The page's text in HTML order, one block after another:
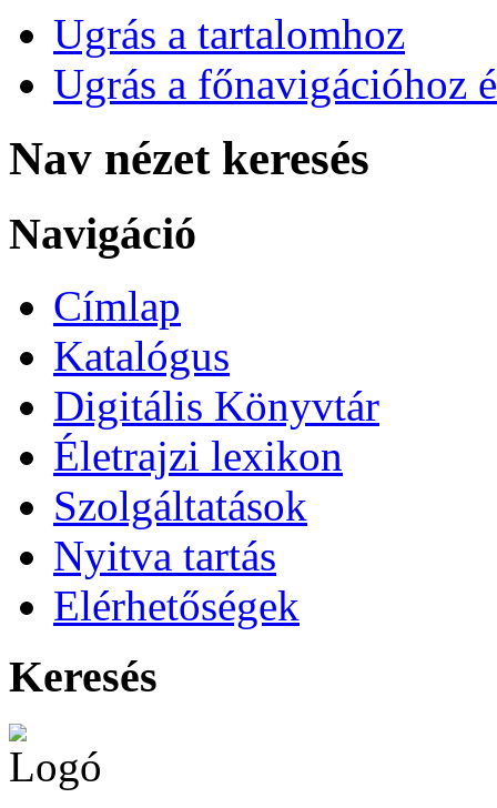
Ugrás a tartalomhoz
Ugrás a főnavigációhoz
Nav nézet keresés
Navigáció
Címlap
Katalógus
Digitális Könyvtár
Életrajzi lexikon
Szolgáltatások
Nyitva tartás
Elérhetőségek
Keresés